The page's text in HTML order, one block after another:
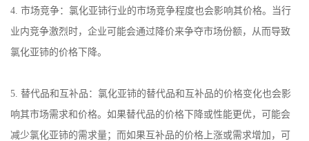
4. 市场竞争：氯化亚铈行业的市场竞争程度也会影响其价格。当行
业内竞争激烈时，企业可能会通过降价来争夺市场份额，从而导致
氯化亚铈的价格下降。
5. 替代品和互补品：氯化亚铈的替代品和互补品的价格变化也会影
响其市场需求和价格。如果替代品的价格下降或性能更优，可能会
减少氯化亚铈的需求量；而如果互补品的价格上涨或需求增加，可